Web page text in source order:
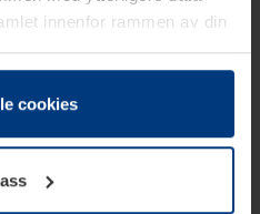
innenfor rammen av din
på din
nødvendig for drift av
når som helst endre eller
av
Personvernerklæringpå
cookies